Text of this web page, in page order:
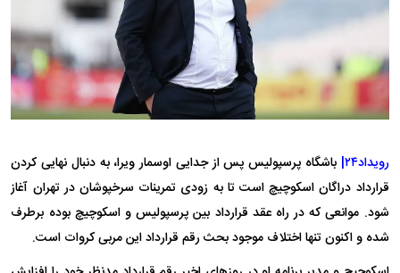
رویداد۲۴|
باشگاه پرسپولیس پس از جدایی اوسمار ویرا، به دنبال نهایی کردن
قرارداد دراگان اسکوچیچ است تا به زودی تمرینات سرخپوشان در تهران آغاز
شود. موانعی که در راه عقد قرارداد بین پرسپولیس و اسکوچیچ بوده برطرف
شده و اکنون تنها اختلاف موجود بحث رقم قرارداد این مربی کروات است.